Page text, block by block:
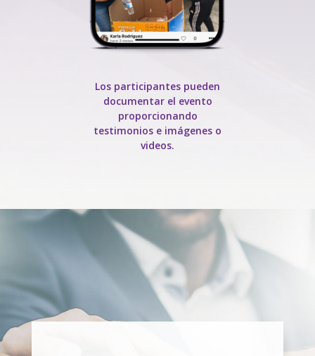
Los participantes pueden
documentar el evento
proporcionando
testimonios e imágenes o
videos.